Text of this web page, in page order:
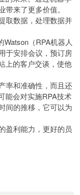
来了更多价值。
取数据，处理数据并
（RPA机器人
于安排会议，预订房
上的客户交谈，使他
率和准确性，而且还
能会对实施RPA技术
间的推移，它可以为
盈利能力，更好的员